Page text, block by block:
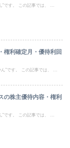
です。 この記事では、 ...
権利確定月・優待利回
”です。 この記事では、 ...
の株主優待内容・権利
です。 この記事では、 ...